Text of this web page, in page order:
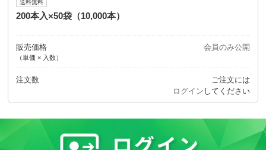
送料無料
200本入×50袋（10,000本）
販売価格
（単価 × 入数）
会員のみ公開
注文数
ご注文には
ログイン してください